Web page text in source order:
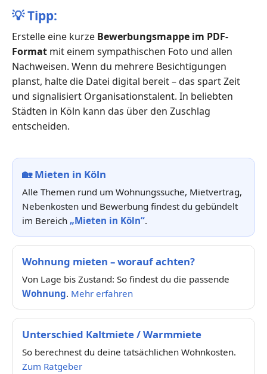
💡Tipp:
Erstelle eine kurze Bewerbungsmappe im PDF-
Format mit einem sympathischen Foto und allen
Nachweisen. Wenn du mehrere Besichtigungen
planst, halte die Datei digital bereit – das spart Zeit
und signalisiert Organisationstalent. In beliebten
Städten in Köln kann das über den Zuschlag
entscheiden.
🏡Mieten in Köln
Alle Themen rund um Wohnungssuche, Mietvertrag,
Nebenkosten und Bewerbung findest du gebündelt
im Bereich „Mieten in Köln“.
Wohnung mieten – worauf achten?
Von Lage bis Zustand: So findest du die passende
Wohnung. Mehr erfahren
Unterschied Kaltmiete / Warmmiete
So berechnest du deine tatsächlichen Wohnkosten.
Zum Ratgeber